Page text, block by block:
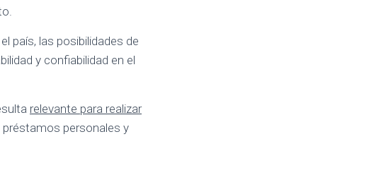
país, las posibilidades de
y confiabilidad en el
relevante para realizar
préstamos personales y